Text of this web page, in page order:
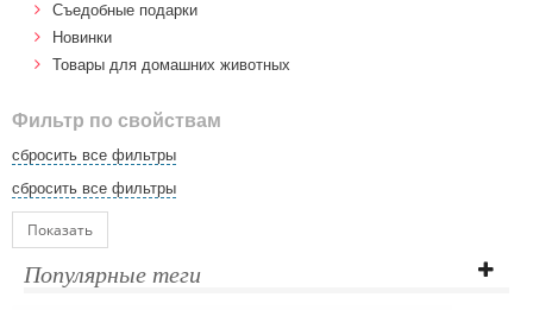
Cъедобные подарки
Новинки
Товары для домашних животных
Фильтр по свойствам
сбросить все фильтры
сбросить все фильтры
Показать
Популярные теги